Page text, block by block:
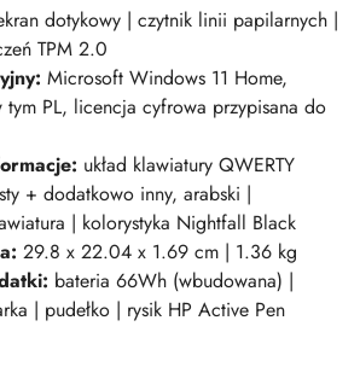
dotykowy | czytnik linii papilarnych |
TPM 2.0
Microsoft Windows 11 Home,
tym PL, licencja cyfrowa przypisana do
układ klawiatury QWERTY
+ dodatkowo inny, arabski |
| kolorystyka Nightfall Black
a: 29.8 x 22.04 x 1.69 cm | 1.36 kg
bateria 66Wh (wbudowana) |
| pudełko | rysik HP Active Pen